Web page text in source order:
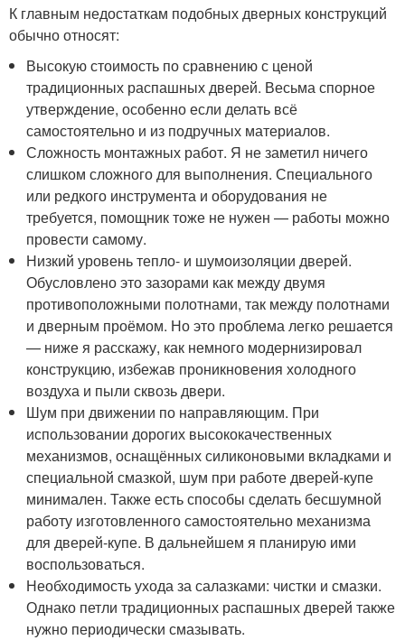
К главным недостаткам подобных дверных конструкций
обычно относят:
Высокую стоимость по сравнению с ценой
традиционных распашных дверей. Весьма спорное
утверждение, особенно если делать всё
самостоятельно и из подручных материалов.
Сложность монтажных работ. Я не заметил ничего
слишком сложного для выполнения. Специального
или редкого инструмента и оборудования не
требуется, помощник тоже не нужен — работы можно
провести самому.
Низкий уровень тепло- и шумоизоляции дверей.
Обусловлено это зазорами как между двумя
противоположными полотнами, так между полотнами
и дверным проёмом. Но это проблема легко решается
— ниже я расскажу, как немного модернизировал
конструкцию, избежав проникновения холодного
воздуха и пыли сквозь двери.
Шум при движении по направляющим. При
использовании дорогих высококачественных
механизмов, оснащённых силиконовыми вкладками и
специальной смазкой, шум при работе дверей-купе
минимален. Также есть способы сделать бесшумной
работу изготовленного самостоятельно механизма
для дверей-купе. В дальнейшем я планирую ими
воспользоваться.
Необходимость ухода за салазками: чистки и смазки.
Однако петли традиционных распашных дверей также
нужно периодически смазывать.